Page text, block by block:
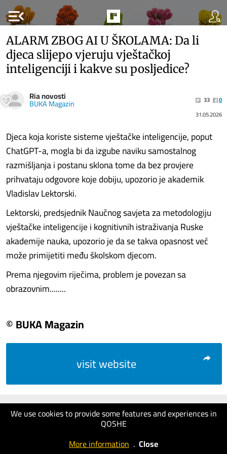
menu_open
We use cookies to provide some features and experiences in
QOSHE
More information . Close
ALARM ZBOG AI U ŠKOLAMA: Da li
djeca slijepo vjeruju vještačkoj
inteligenciji i kakve su posljedice?
Ria novosti
BUKA Magazin 33
0
31.05.2026
Djeca koja koriste sisteme vještačke inteligencije, poput
ChatGPT-a, mogla bi da izgube naviku samostalnog
razmišljanja i postanu sklona tome da bez provjere
prihvataju odgovore koje dobiju, upozorio je akademik
Vladislav Lektorski.
Lektorski, predsjednik Naučnog savjeta za metodologiju
vještačke inteligencije i kognitivnih istraživanja Ruske
akademije nauka, upozorio je da se takva opasnost već
može primijetiti među školskom djecom.
Prema njegovim riječima, problem je povezan sa
obrazovnim........
© BUKA Magazin
visit website